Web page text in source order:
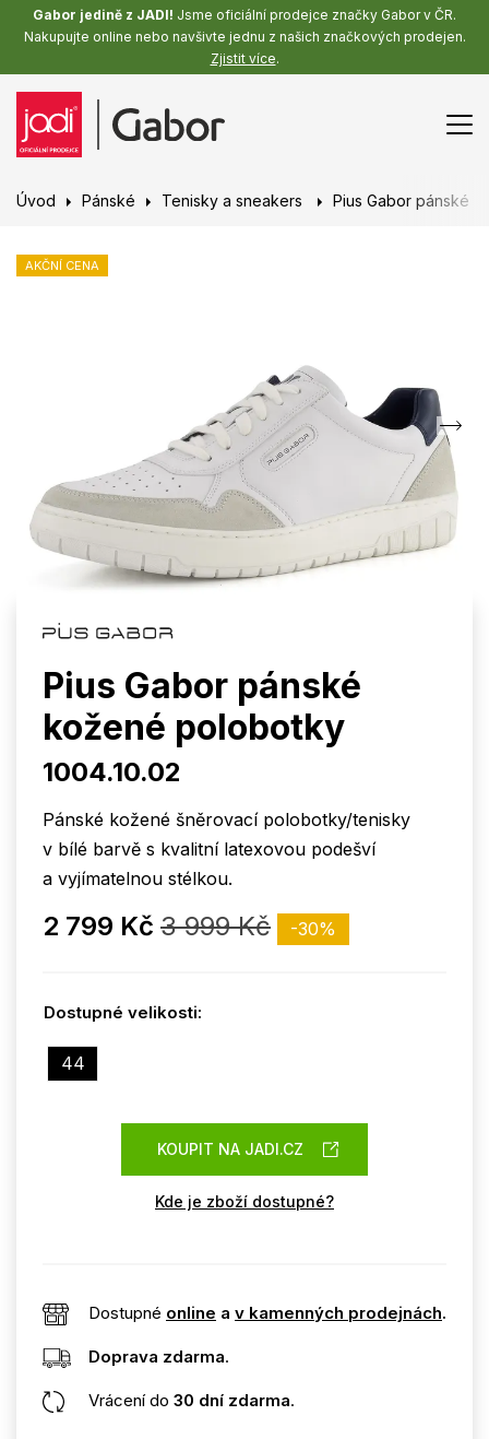
Gabor jedině z JADI! Jsme oficiální prodejce značky Gabor v ČR.
Nakupujte online nebo navšivte jednu z našich značkových prodejen.
Zjistit více.
Úvod Pánské Tenisky a sneakers Pius Gabor pánské
AKČNÍ CENA
Pius Gabor pánské
kožené polobotky
1004.10.02
Pánské kožené šněrovací polobotky/tenisky
v bílé barvě s kvalitní latexovou podešví
a vyjímatelnou stélkou.
2 799 Kč 3 999 Kč -30%
Dostupné velikosti:
44
KOUPIT NA JADI.CZ
Kde je zboží dostupné?
Dostupné online a v kamenných prodejnách.
Doprava zdarma.
Vrácení do 30 dní zdarma.